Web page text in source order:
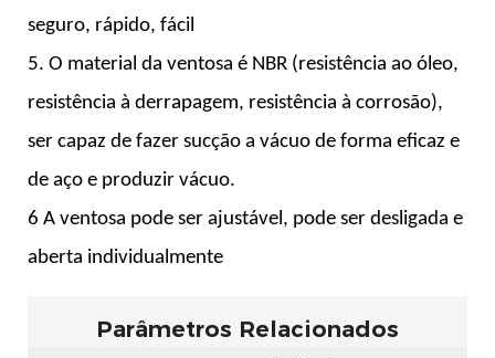
seguro, rápido, fácil
5. O material da ventosa é NBR (resistência ao óleo,
resistência à derrapagem, resistência à corrosão),
ser capaz de fazer sucção a vácuo de forma eficaz e
de aço e produzir vácuo.
6 A ventosa pode ser ajustável, pode ser desligada e
aberta individualmente
Parâmetros Relacionados